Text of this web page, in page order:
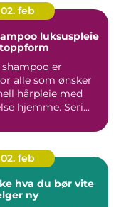
02. feb
luksuspleie
shampoo er
alle som ønsker
hårpleie med
hjemme. Seri...
02. feb
vite
ny